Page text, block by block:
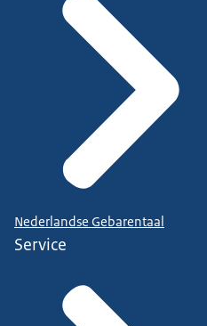
Nederlandse Gebarentaal
Service